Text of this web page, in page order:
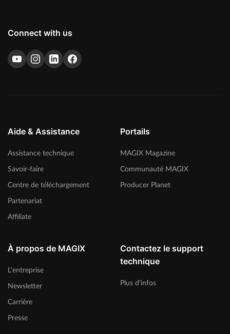
Connect with us
Aide & Assistance
Assistance technique
Savoir-faire
Centre de téléchargement
Partenariat
Affiliate
Portails
MAGIX Magazine
Communauté MAGIX
Producer Planet
À propos de MAGIX
L'entreprise
Newsletter
Carrière
Presse
Contactez le support
technique
Plus d'infos